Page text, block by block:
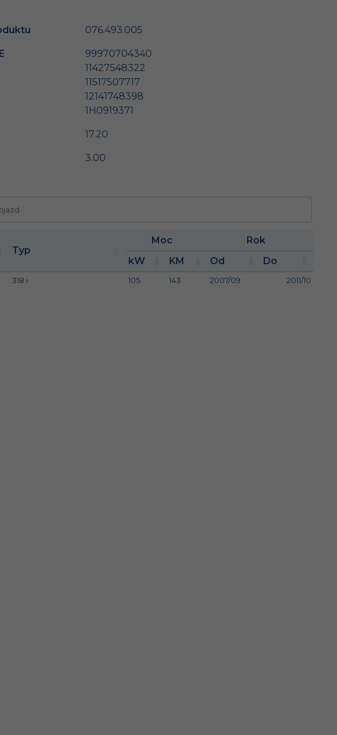
076.493.005
99970704340
11427548322
11517507717
12141748398
1H0919371
17.20
3.00
Typ
Moc
Rok
kW
KM Od Do
318 i 105 143 2007/09 2011/10